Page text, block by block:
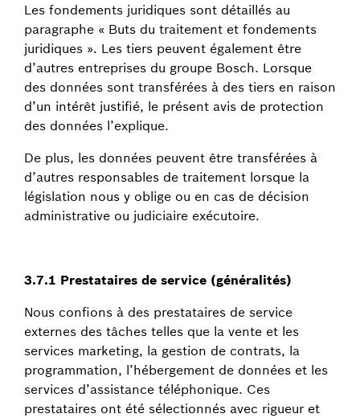
Les fondements juridiques sont détaillés au
paragraphe « Buts du traitement et fondements
juridiques ». Les tiers peuvent également être
d’autres entreprises du groupe Bosch. Lorsque
des données sont transférées à des tiers en raison
d’un intérêt justifié, le présent avis de protection
des données l’explique.
De plus, les données peuvent être transférées à
d’autres responsables de traitement lorsque la
législation nous y oblige ou en cas de décision
administrative ou judiciaire exécutoire.
3.7.1 Prestataires de service (généralités)
Nous confions à des prestataires de service
externes des tâches telles que la vente et les
services marketing, la gestion de contrats, la
programmation, l’hébergement de données et les
services d’assistance téléphonique. Ces
prestataires ont été sélectionnés avec rigueur et